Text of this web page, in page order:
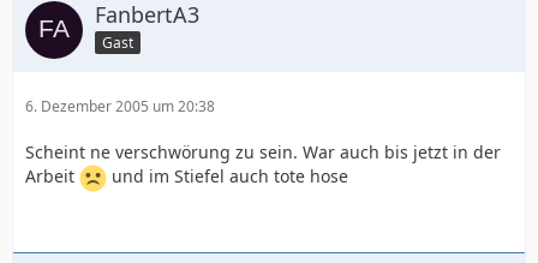
FanbertA3
Gast
6. Dezember 2005 um 20:38
Scheint ne verschwörung zu sein. War auch bis jetzt in der
Arbeit
und im Stiefel auch tote hose